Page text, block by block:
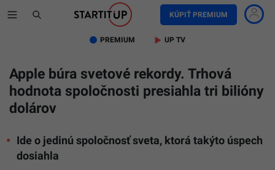
KÚPIŤ PREMIUM
PREMIUM UP TV
Apple búra svetové rekordy. Trhová
hodnota spoločnosti presiahla tri bilióny
dolárov
Ide o jedinú spoločnosť sveta, ktorá takýto úspech
dosiahla